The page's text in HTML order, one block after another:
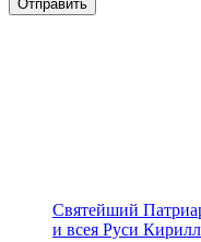
Святейший
и всея Руси Кирилл